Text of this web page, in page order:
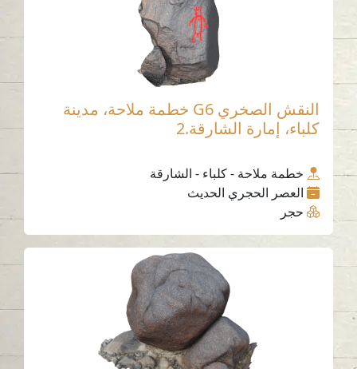
النقش الصخري G6 خطمة ملاحة، مدينة
كلباء، إمارة الشارقة.2
خطمة ملاحة - كلباء - الشارقة
العصر الحجري الحديث
حجر